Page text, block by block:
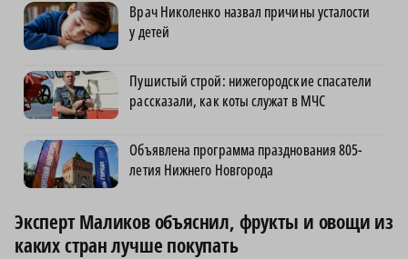
Врач Николенко назвал причины усталости
у детей
Пушистый строй: нижегородские спасатели
рассказали, как коты служат в МЧС
Объявлена программа празднования 805-
летия Нижнего Новгорода
Эксперт Маликов объяснил, фрукты и овощи из
каких стран лучше покупать